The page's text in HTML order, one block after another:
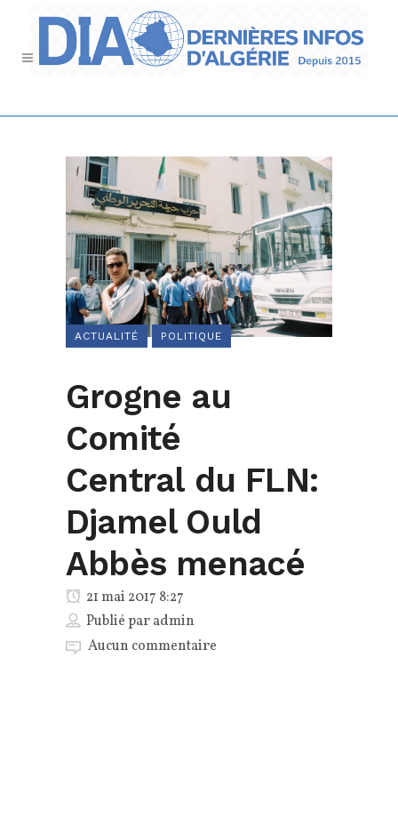
ACTUALITÉ POLITIQUE
Grogne au
Comité
Central du FLN:
Djamel Ould
Abbès menacé
21 mai 2017 8:27
Publié paradmin
Aucun commentaire